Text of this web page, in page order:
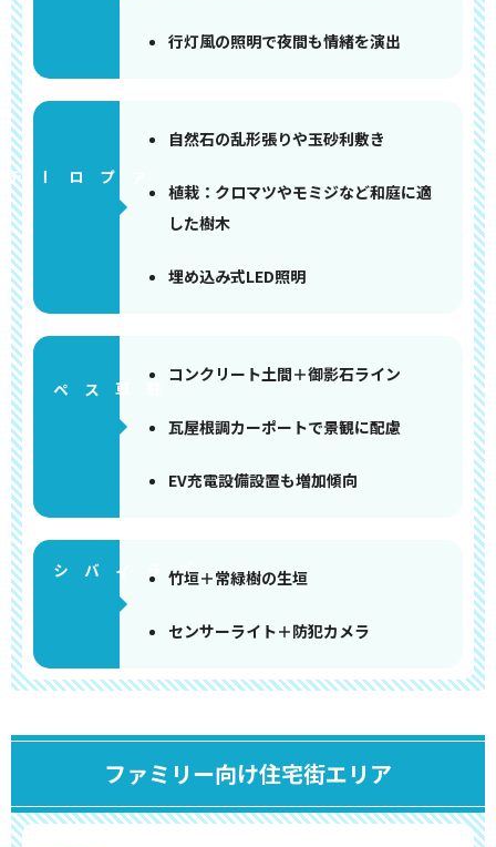
行灯風の照明で夜間も情緒を演出
アプローチ
自然石の乱形張りや玉砂利敷き
植栽：クロマツやモミジなど和庭に適
した樹木
埋め込み式LED照明
コンクリート土間＋御影石ライン
瓦屋根調カーポートで景観に配慮
EV充電設備設置も増加傾向
竹垣＋常緑樹の生垣
センサーライト＋防犯カメラ
ファミリー向け住宅街エリア